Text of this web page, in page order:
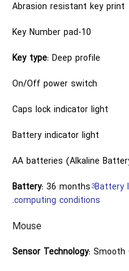
Abrasion resistant key print
10-Key Number pad
Key type: Deep profile
On/Off power switch
Caps lock indicator light
Battery indicator light
Battery: 36 months3Battery
computing conditions.
Mouse
Sensor Technology: Smooth